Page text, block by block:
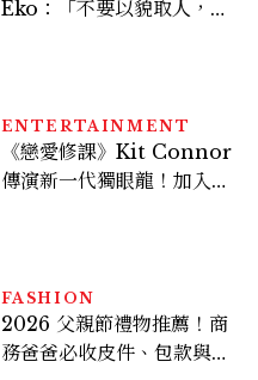
Eko：「不要以貌取人，內
ENTERTAINMENT
《戀愛修課》Kit Connor
傳演新一代獨眼龍！加入新
FASHION
2026 父親節禮物推薦！商
務爸爸必收皮件、包款與鞋